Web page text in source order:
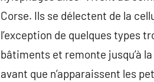
Corse. Ils se délectent de la
l’exception de quelques types
bâtiments et remonte jusqu’à
avant que n’apparaissent les